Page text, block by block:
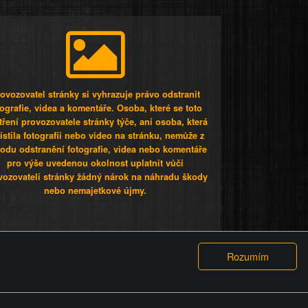
stránky si vyhrazuje právo odstranit
videa a komentáře. Osoba, které se toto
provozovatele stránky týče, ani osoba, která
fotografii nebo video na stránku, nemůže z
odstranění fotografie, videa nebo komentáře
pro výše uvedenou okolnost uplatnit vůči
stránky žádný nárok na náhradu škody
nebo nemajetkové újmy.
GDPR COOKIES